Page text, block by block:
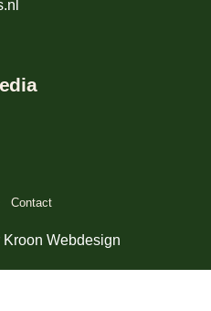
Kroon Webdesign
Contact